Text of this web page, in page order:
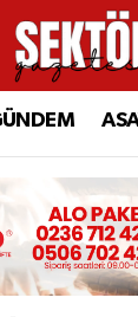
SALİHLİ
Vakitleri
Yoğunluk